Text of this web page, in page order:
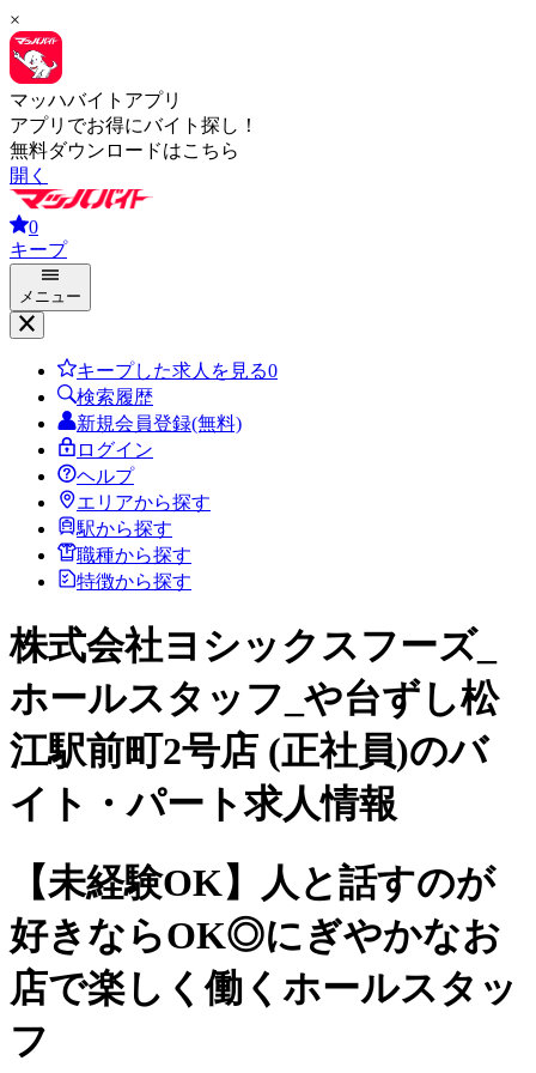
×
マッハバイトアプリ
アプリでお得にバイト探し！
無料ダウンロードはこちら
開く
0
キープ
メニュー
キープした求人を見る0
検索履歴
新規会員登録(無料)
ログイン
ヘルプ
エリアから探す
駅から探す
職種から探す
特徴から探す
株式会社ヨシックスフーズ_
ホールスタッフ_や台ずし松
江駅前町2号店 (正社員)のバ
イト・パート求人情報
【未経験OK】人と話すのが
好きならOK◎にぎやかなお
店で楽しく働くホールスタッ
フ